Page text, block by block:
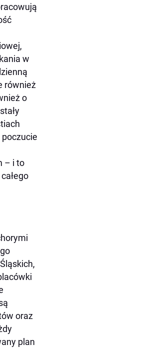
w
również
o
– i to
oraz
plan